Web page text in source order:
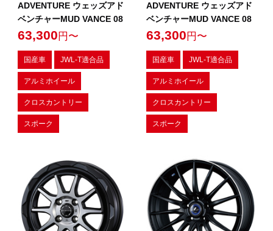
ADVENTURE ウェッズアド
ベンチャーMUD VANCE 08
63,300 円〜
国産車 JWL-T適合品
アルミホイール
クロスカントリー
スポーク
ADVENTURE ウェッズアド
ベンチャーMUD VANCE 08
63,300 円〜
国産車 JWL-T適合品
アルミホイール
クロスカントリー
スポーク